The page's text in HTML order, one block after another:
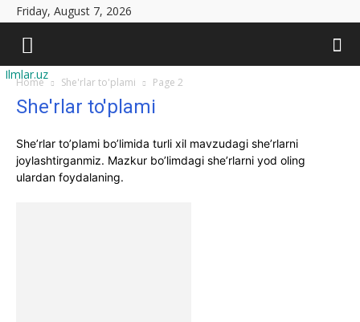
Friday, August 7, 2026
Ilmlar.uz
Home She'rlar to'plami Page 2
She'rlar to'plami
She’rlar to’plami bo’limida turli xil mavzudagi she’rlarni
joylashtirganmiz. Mazkur bo’limdagi she’rlarni yod oling
ulardan foydalaning.